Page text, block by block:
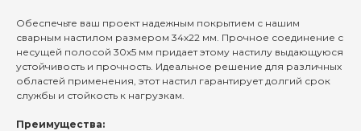
Обеспечьте ваш проект надежным покрытием с нашим
сварным настилом размером 34х22 мм. Прочное соединение с
несущей полосой 30х5 мм придает этому настилу выдающуюся
устойчивость и прочность. Идеальное решение для различных
областей применения, этот настил гарантирует долгий срок
службы и стойкость к нагрузкам.
Преимущества: